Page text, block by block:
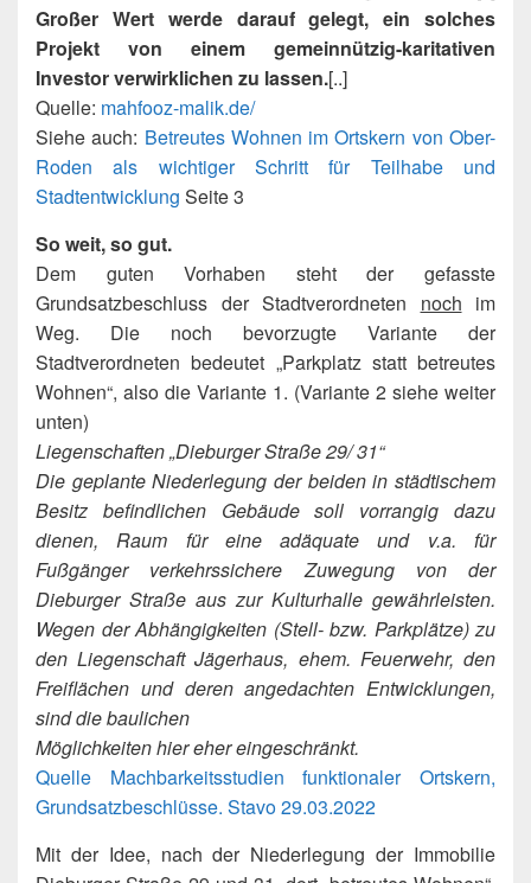
Großer Wert werde darauf gelegt, ein solches
Projekt von einem gemeinnützig-karitativen
Investor verwirklichen zu lassen.[..]
Quelle: mahfooz-malik.de/
Siehe auch: Betreutes Wohnen im Ortskern von Ober-
Roden als wichtiger Schritt für Teilhabe und
Stadtentwicklung Seite 3
So weit, so gut.
Dem guten Vorhaben steht der gefasste
Grundsatzbeschluss der Stadtverordneten noch im
Weg. Die noch bevorzugte Variante der
Stadtverordneten bedeutet „Parkplatz statt betreutes
Wohnen“, also die Variante 1. (Variante 2 siehe weiter
unten)
Liegenschaften „Dieburger Straße 29/ 31“
Die geplante Niederlegung der beiden in städtischem
Besitz befindlichen Gebäude soll vorrangig dazu
dienen, Raum für eine adäquate und v.a. für
Fußgänger verkehrssichere Zuwegung von der
Dieburger Straße aus zur Kulturhalle gewährleisten.
Wegen der Abhängigkeiten (Stell- bzw. Parkplätze) zu
den Liegenschaft Jägerhaus, ehem. Feuerwehr, den
Freiflächen und deren angedachten Entwicklungen,
sind die baulichen
Möglichkeiten hier eher eingeschränkt.
Quelle Machbarkeitsstudien funktionaler Ortskern,
Grundsatzbeschlüsse. Stavo 29.03.2022
Mit der Idee, nach der Niederlegung der Immobilie